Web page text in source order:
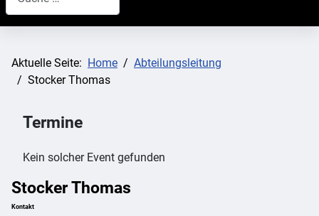
Aktuelle Seite: Home
Abteilungsleitung
Stocker Thomas
Termine
Kein solcher Event gefunden
Stocker Thomas
Kontakt